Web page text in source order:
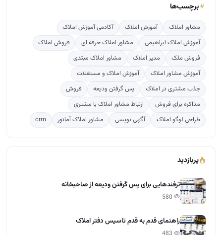
برچسب‌ها
مشاور املاک آموزش املاک
آکادمی آموزش املاک
آموزش املاک ابراهیمی
مشاور املاک حرفه ای
فروش املاک
فروش ملک
مدیر املاک
مشاور املاک مبتدی
آموزش مشاور املاک
آموزش املاک و مستغلات
جذب مشتری در املاک
پس گرفتن ودیعه
فروش
مذاکره برای فروش
ارتباط مشاور املاک با مشتری
طراحی لوگو املاک
آگهی نویسی مشاور املاک آماتور crm
پربازدید
ترفندهایی برای پس گرفتن ودیعه از صاحبخانه
راهنمای قدم به قدم تاسیس دفتر املاک